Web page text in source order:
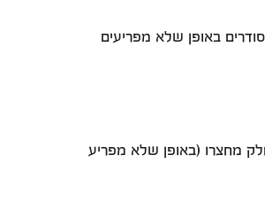
באופן שלא מפריעים
כחלק מחצרו (באופן שלא מפריע